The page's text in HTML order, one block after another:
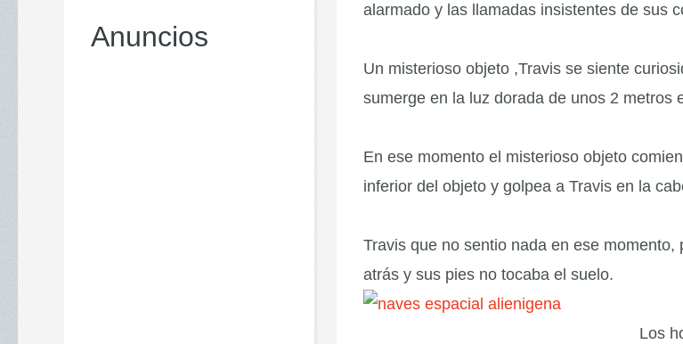
Anuncios
alarmado y las llamadas insistentes de sus
Un misterioso objeto ,Travis se siente
sumerge en la luz dorada de unos 2 metros
En ese momento el misterioso objeto
inferior del objeto y golpea a Travis en la
Travis que no sentio nada en ese
atrás y sus pies no tocaba el suelo.
Los